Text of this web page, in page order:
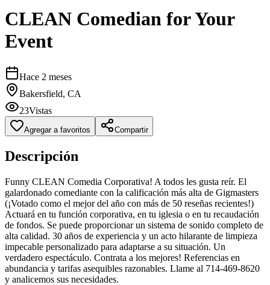
CLEAN Comedian for Your
Event
Hace 2 meses
Bakersfield, CA
23Vistas
Agregar a favoritos Compartir
Descripción
Funny CLEAN Comedia Corporativa! A todos les gusta reír. El
galardonado comediante con la calificación más alta de Gigmasters
(¡Votado como el mejor del año con más de 50 reseñas recientes!)
Actuará en tu función corporativa, en tu iglesia o en tu recaudación
de fondos. Se puede proporcionar un sistema de sonido completo de
alta calidad. 30 años de experiencia y un acto hilarante de limpieza
impecable personalizado para adaptarse a su situación. Un
verdadero espectáculo. Contrata a los mejores! Referencias en
abundancia y tarifas asequibles razonables. Llame al 714-469-8620
y analicemos sus necesidades.